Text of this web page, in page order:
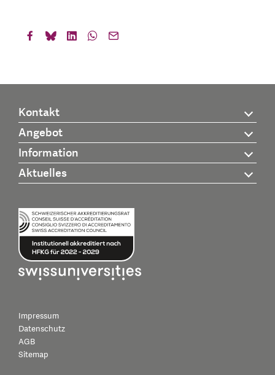
Kontakt
Angebot
Information
Aktuelles
Impressum
Datenschutz
AGB
Sitemap